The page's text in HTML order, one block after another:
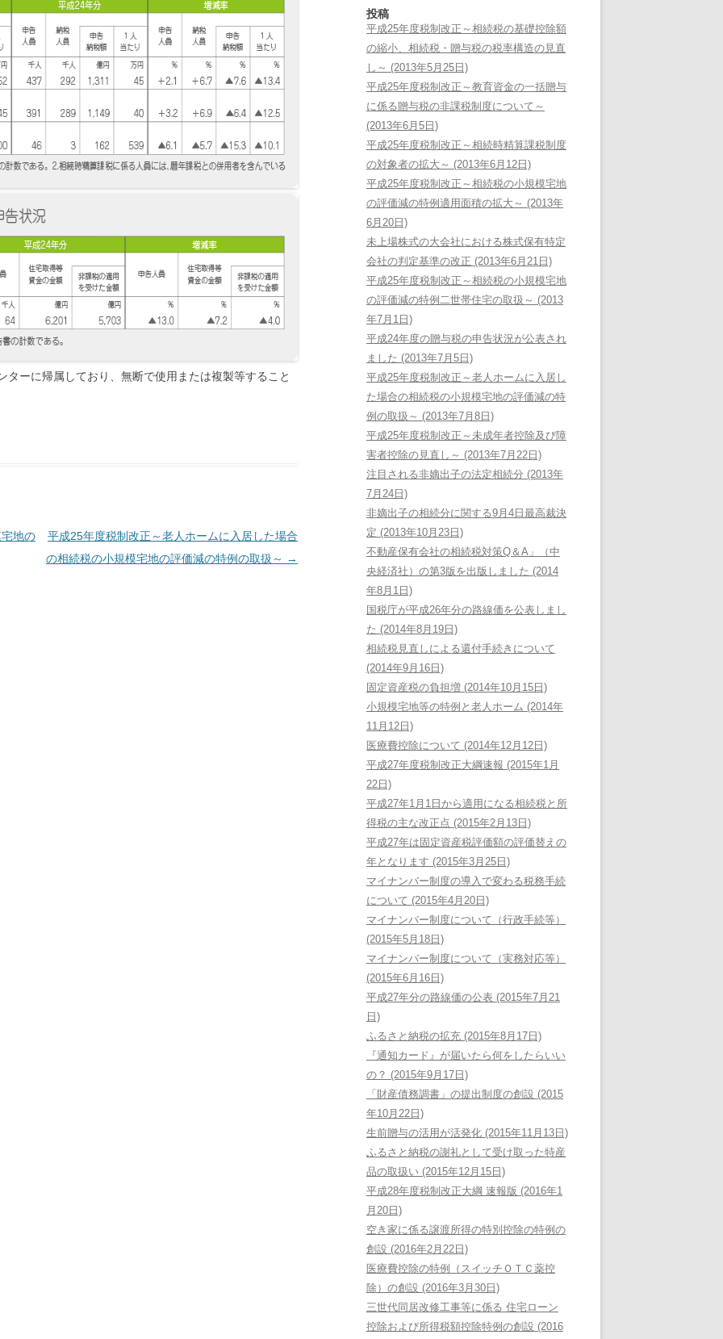
ターに帰属しており、無断で使用または複製等すること
地の
平成25年度税制改正～老人ホームに入居した場合
の相続税の小規模宅地の評価減の特例の取扱～ →
投稿
平成25年度税制改正～相続税の基礎控除額
の縮小、相続税・贈与税の税率構造の見直
し～ (2013年5月25日)
平成25年度税制改正～教育資金の一括贈与
に係る贈与税の非課税制度について～
(2013年6月5日)
平成25年度税制改正～相続時精算課税制度
の対象者の拡大～ (2013年6月12日)
平成25年度税制改正～相続税の小規模宅地
の評価減の特例適用面積の拡大～ (2013年
6月20日)
未上場株式の大会社における株式保有特定
会社の判定基準の改正 (2013年6月21日)
平成25年度税制改正～相続税の小規模宅地
の評価減の特例二世帯住宅の取扱～ (2013
年7月1日)
平成24年度の贈与税の申告状況が公表され
ました (2013年7月5日)
平成25年度税制改正～老人ホームに入居し
た場合の相続税の小規模宅地の評価減の特
例の取扱～ (2013年7月8日)
平成25年度税制改正～未成年者控除及び障
害者控除の見直し～ (2013年7月22日)
注目される非嫡出子の法定相続分 (2013年
7月24日)
非嫡出子の相続分に関する9月4日最高裁決
定 (2013年10月23日)
不動産保有会社の相続税対策Q＆A」（中
央経済社）の第3版を出版しました (2014
年8月1日)
国税庁が平成26年分の路線価を公表しまし
た (2014年8月19日)
相続税見直しによる還付手続きについて
(2014年9月16日)
固定資産税の負担増 (2014年10月15日)
小規模宅地等の特例と老人ホーム (2014年
11月12日)
医療費控除について (2014年12月12日)
平成27年度税制改正大綱速報 (2015年1月
22日)
平成27年1月1日から適用になる相続税と所
得税の主な改正点 (2015年2月13日)
平成27年は固定資産税評価額の評価替えの
年となります (2015年3月25日)
マイナンバー制度の導入で変わる税務手続
について (2015年4月20日)
マイナンバー制度について（行政手続等）
(2015年5月18日)
マイナンバー制度について（実務対応等）
(2015年6月16日)
平成27年分の路線価の公表 (2015年7月21
日)
ふるさと納税の拡充 (2015年8月17日)
『通知カード』が届いたら何をしたらいい
の？ (2015年9月17日)
「財産債務調書」の提出制度の創設 (2015
年10月22日)
生前贈与の活用が活発化 (2015年11月13日)
ふるさと納税の謝礼として受け取った特産
品の取扱い (2015年12月15日)
平成28年度税制改正大綱 速報版 (2016年1
月20日)
空き家に係る譲渡所得の特別控除の特例の
創設 (2016年2月22日)
医療費控除の特例（スイッチＯＴＣ薬控
除）の創設 (2016年3月30日)
三世代同居改修工事等に係る 住宅ローン
控除および所得税額控除特例の創設 (2016